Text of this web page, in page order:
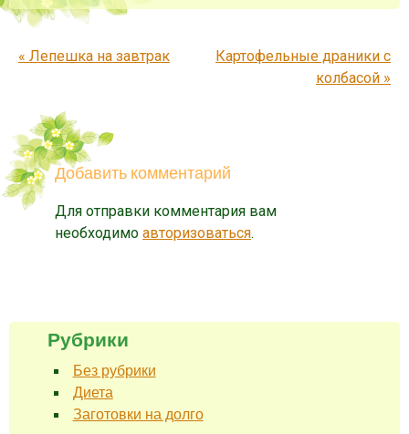
Запись навигация
« Лепешка на завтрак
Картофельные драники с
колбасой »
Добавить комментарий
Для отправки комментария вам
необходимо авторизоваться.
Рубрики
Без рубрики
Диета
Заготовки на долго